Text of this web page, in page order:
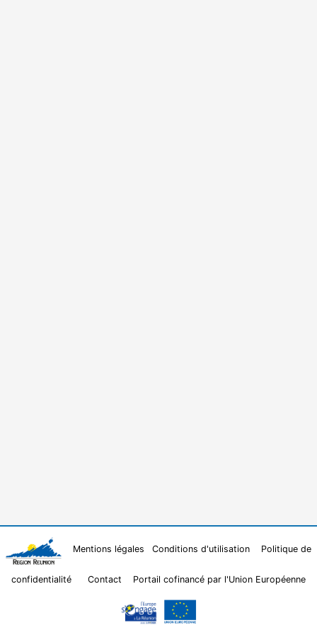
Mentions légales Conditions d'utilisation Politique de
confidentialité Contact Portail cofinancé par l'Union Européenne